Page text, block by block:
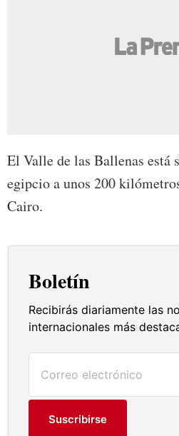
El Valle de las Ballenas está
egipcio a unos 200
Cairo.
Boletín
Recibirás diariamente las
internacionales más
Suscribirse